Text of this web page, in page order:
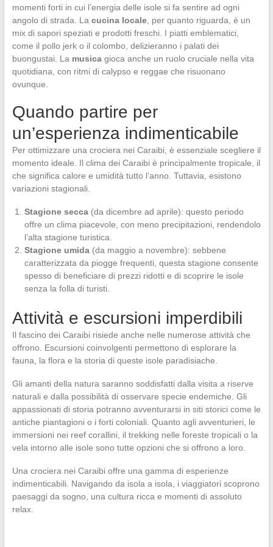
momenti forti in cui l’energia delle isole si fa sentire ad ogni
angolo di strada. La cucina locale, per quanto riguarda, è un
mix di sapori speziati e prodotti freschi. I piatti emblematici,
come il pollo jerk o il colombo, delizieranno i palati dei
buongustai. La musicagioca anche un ruolo cruciale nella vita
quotidiana, con ritmi di calypso e reggae che risuonano
ovunque.
Quando partire per
un’esperienza indimenticabile
Per ottimizzare una crociera nei Caraibi, è essenziale scegliere il
momento ideale. Il clima dei Caraibi è principalmente tropicale, il
che significa calore e umidità tutto l’anno. Tuttavia, esistono
variazioni stagionali.
Stagione secca(da dicembre ad aprile): questo periodo
offre un clima piacevole, con meno precipitazioni, rendendolo
l’alta stagione turistica.
Stagione umida(da maggio a novembre): sebbene
caratterizzata da piogge frequenti, questa stagione consente
spesso di beneficiare di prezzi ridotti e di scoprire le isole
senza la folla di turisti.
Attività e escursioni imperdibili
Il fascino dei Caraibi risiede anche nelle numerose attività che
offrono. Escursioni coinvolgenti permettono di esplorare la
fauna, la flora e la storia di queste isole paradisiache.
Gli amanti della natura saranno soddisfatti dalla visita a riserve
naturali e dalla possibilità di osservare specie endemiche. Gli
appassionati di storia potranno avventurarsi in siti storici come le
antiche piantagioni o i forti coloniali. Quanto agli avventurieri, le
immersioni nei reef corallini, il trekking nelle foreste tropicali o la
vela intorno alle isole sono tutte opzioni che si offrono a loro.
Una crociera nei Caraibi offre una gamma di esperienze
indimenticabili. Navigando da isola a isola, i viaggiatori scoprono
paesaggi da sogno, una cultura ricca e momenti di assoluto
relax.